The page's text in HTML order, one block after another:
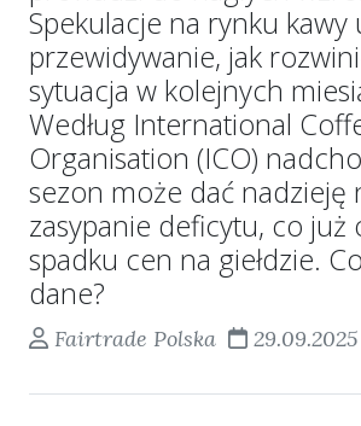
Spekulacje na rynku
przewidywanie, jak
sytuacja w kolejnych
Według International
Organisation (ICO)
sezon może dać nadzieję
zasypanie deficytu, co już
spadku cen na giełdzie.
dane?
Fairtrade Polska 29.09.2025